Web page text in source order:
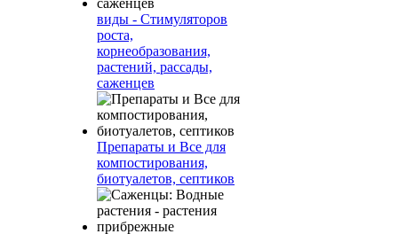
виды - Стимуляторов
роста,
корнеобразования,
растений, рассады,
саженцев
Препараты и Все для
компостирования,
биотуалетов, септиков